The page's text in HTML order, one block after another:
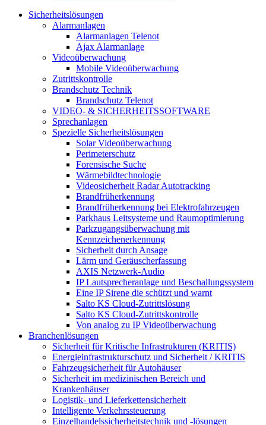
Sicherheitslösungen
Alarmanlagen
Alarmanlagen Telenot
Ajax Alarmanlage
Videoüberwachung
Mobile Videoüberwachung
Zutrittskontrolle
Brandschutz Technik
Brandschutz Telenot
VIDEO- & SICHERHEITSSOFTWARE
Sprechanlagen
Spezielle Sicherheitslösungen
Solar Videoüberwachung
Perimeterschutz
Forensische Suche
Wärmebildtechnologie
Videosicherheit Radar Autotracking​
Brandfrüherkennung
Brandfrüherkennung bei Elektrofahrzeugen
Parkhaus Leitsysteme und Raumoptimierung
Parkzugangsüberwachung mit
Kennzeichenerkennung
Sicherheit durch Ansage
Lärm und Geräuscherfassung
AXIS Netzwerk-Audio
IP Lautsprecheranlage und Beschallungssystem
Eine IP Sirene die schützt und warnt
Salto KS Cloud-Zutrittslösung
Salto KS Cloud-Zutrittskontrolle
Von analog zu IP Videoüberwachung
Branchenlösungen
Sicherheit für Kritische Infrastrukturen (KRITIS)
Energieinfrastrukturschutz und Sicherheit / KRITIS
Fahrzeugsicherheit für Autohäuser
Sicherheit im medizinischen Bereich und
Krankenhäuser
Logistik- und Lieferkettensicherheit
Intelligente Verkehrssteuerung
Einzelhandelssicherheitstechnik und -lösungen